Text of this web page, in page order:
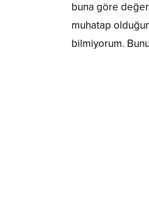
buna göre
muhatap
bilmiyorum.